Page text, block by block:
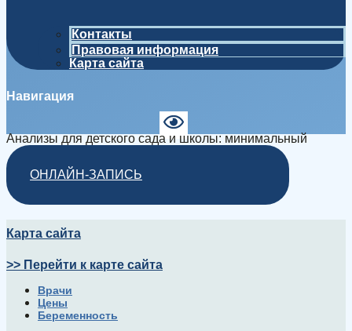
Контакты
Правовая информация
Карта сайта
Навигация
Анализы для детского сада и школы: минимальный
ОНЛАЙН-ЗАПИСЬ
Карта сайта
>> Перейти к карте сайта
Врачи
Цены
Беременность